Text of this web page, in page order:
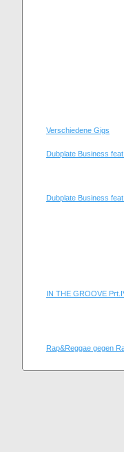
Verschiedene Gigs
Dubplate Business
Dubplate Business
IN THE GROOVE
Rap&Reggae gegen